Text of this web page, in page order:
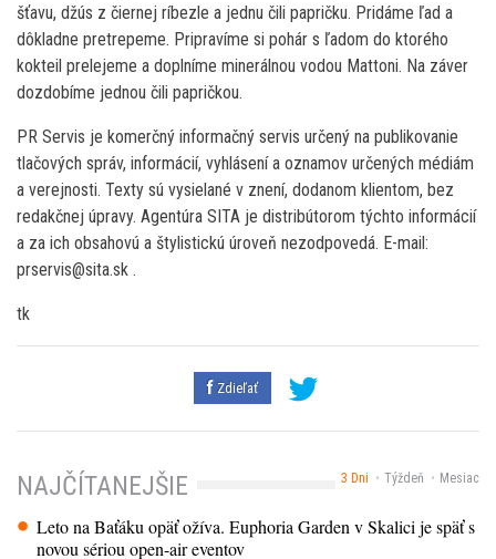
šťavu, džús z čiernej ríbezle a jednu čili papričku. Pridáme ľad a
dôkladne pretrepeme. Pripravíme si pohár s ľadom do ktorého
kokteil prelejeme a doplníme minerálnou vodou Mattoni. Na záver
dozdobíme jednou čili papričkou.
PR Servis je komerčný informačný servis určený na publikovanie
tlačových správ, informácií, vyhlásení a oznamov určených médiám
a verejnosti. Texty sú vysielané v znení, dodanom klientom, bez
redakčnej úpravy. Agentúra SITA je distribútorom týchto informácií
a za ich obsahovú a štylistickú úroveň nezodpovedá. E-mail:
prservis@sita.sk .
tk
Zdieľať
3 Dni Týždeň Mesiac
NAJČÍTANEJŠIE
Leto na Baťáku opäť ožíva. Euphoria Garden v Skalici je späť s
novou sériou open-air eventov